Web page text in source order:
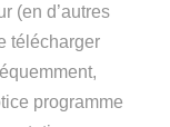
(en d’autres
télécharger
programme